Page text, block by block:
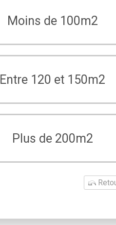
Moins de 100m2
Entre 120 et 150m2
Plus de 200m2